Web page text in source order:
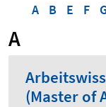
A B E F
A
(Master of